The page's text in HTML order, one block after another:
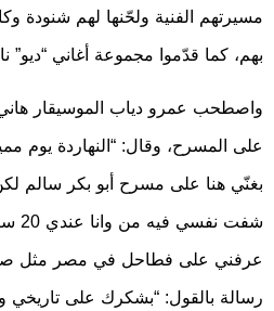
مسيرتهم الفنية ولحّنها لهم شنودة
بهم، كما قدّموا مجموعة أغاني
واصطحب عمرو دياب الموسيقار
بغنّي هنا على مسرح أبو بكر سالم
عرفني على فطاحل في مصر مثل
رسالة بالقول: “بشكرك على تاريخي